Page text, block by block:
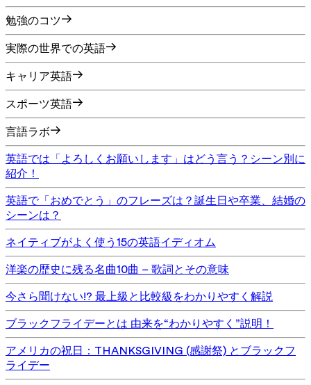
勉強のコツ
実際の世界での英語
キャリア英語
スポーツ英語
言語ラボ
英語では「よろしくお願いします」はどう言う？シーン別に
紹介！
英語で「おめでとう」のフレーズは？誕生日や卒業、結婚の
シーンは？
ネイティブがよく使う15の英語イディオム
洋楽の歴史に残る名曲10曲 – 歌詞とその意味
今さら聞けない!? 最上級と比較級をわかりやすく解説
ブラックフライデーとは 由来を“わかりやすく”説明！
アメリカの祝日：THANKSGIVING (感謝祭) とブラックフ
ライデー